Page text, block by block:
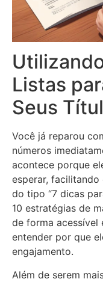
Listas
Seus
Você já reparou
números
acontece porque
esperar,
do tipo “7 dicas
10 estratégias de
de forma acessível
entender por que
engajamento.
Além de serem